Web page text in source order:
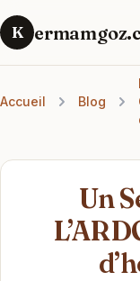
K
Accueil Blog
Un